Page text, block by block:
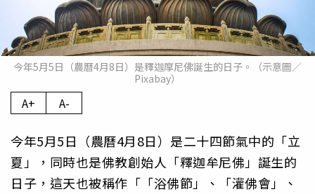
今年5月5日（農曆4月8日）是釋迦摩尼佛誕生的日子。（示意圖／
Pixabay）
A+ A-
今年5月5日（農曆4月8日）是二十四節氣中的「立
夏」，同時也是佛教創始人「釋迦牟尼佛」誕生的
日子，這天也被稱作「「浴佛節」、「灌佛會」、